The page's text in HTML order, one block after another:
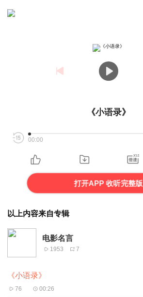
《小语录》
00:00
打开APP 收听完整版
以上内容来自专辑
电影名言
1953 7
《小语录》
76 00:26